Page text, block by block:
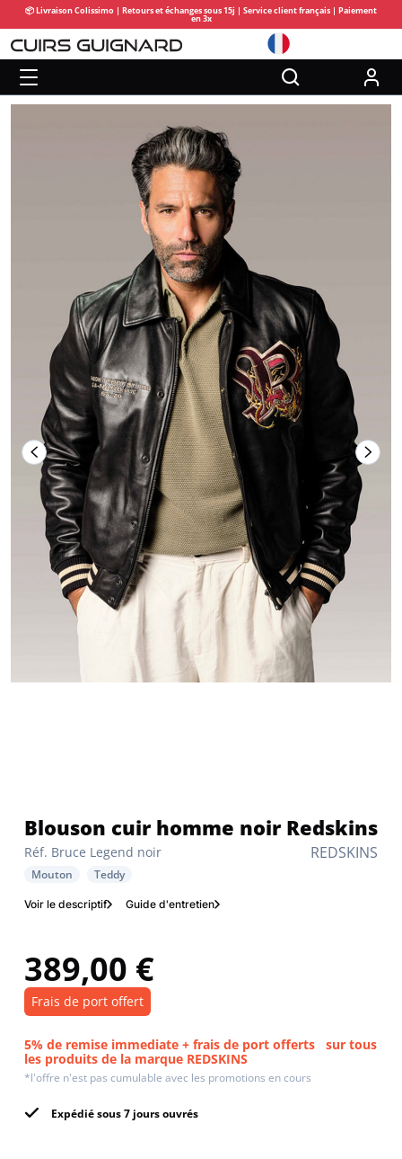
📦 Livraison Colissimo | Retours et échanges sous 15j | Service client français | Paiement
en 3x
REDSKINS
Réf. Bruce Legend noir
Blouson cuir homme noir Redskins
Mouton Teddy
Voir le descriptif Guide d'entretien
389,00 €
Frais de port offert
5% de remise immediate + frais de port offerts sur tous
les produits de la marque REDSKINS
*l'offre n'est pas cumulable avec les promotions en cours
Expédié sous 7 jours ouvrés